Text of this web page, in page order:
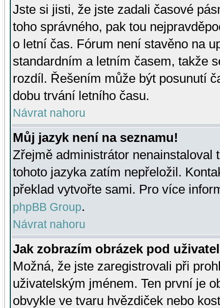
Jste si jisti, že jste zadali časové
toho správného, pak tou
o letní čas. Fórum není stavěno na
standardním a letním časem, takže
rozdíl. Řešením může být posunutí
dobu trvání letního času.
Návrat nahoru
Můj jazyk není na seznamu!
Zřejmě administrátor nenainstaloval
tohoto jazyka zatím nepřeložil.
překlad vytvořte sami. Pro více
phpBB Group.
Návrat nahoru
Jak zobrazím obrázek pod
Možná, že jste zaregistrovali při
uživatelským jménem. Ten první je
obvykle ve tvaru hvězdiček nebo